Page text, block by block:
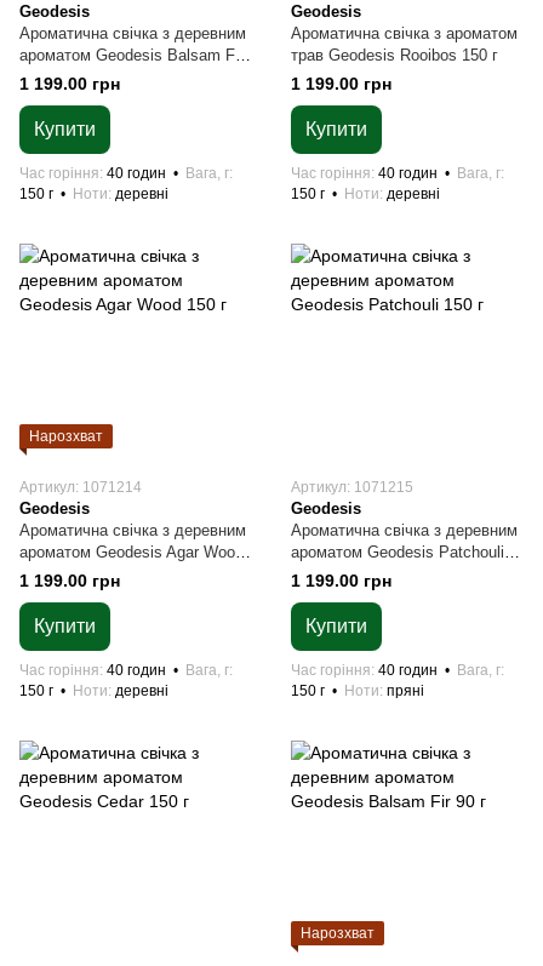
Geodesis
Ароматична свічка з деревним
ароматом Geodesis Balsam Fir
150 г
1 199.00 грн
Купити
Час горіння 40 годин
Вага, г
150 г
Ноти деревні
Geodesis
Ароматична свічка з ароматом
трав Geodesis Rooibos 150 г
1 199.00 грн
Купити
Час горіння 40 годин
Вага, г
150 г
Ноти деревні
Нарозхват
Артикул: 1071214
Geodesis
Ароматична свічка з деревним
ароматом Geodesis Agar Wood
150 г
1 199.00 грн
Купити
Час горіння 40 годин
Вага, г
150 г
Ноти деревні
Артикул: 1071215
Geodesis
Ароматична свічка з деревним
ароматом Geodesis Patchouli
150 г
1 199.00 грн
Купити
Час горіння 40 годин
Вага, г
150 г
Ноти пряні
Нарозхват